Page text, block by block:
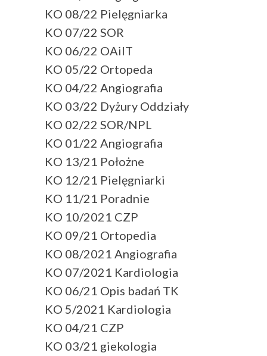
KO 08/22 Pielęgniarka
KO 07/22 SOR
KO 06/22 OAiIT
KO 05/22 Ortopeda
KO 04/22 Angiografia
KO 03/22 Dyżury Oddziały
KO 02/22 SOR/NPL
KO 01/22 Angiografia
KO 13/21 Położne
KO 12/21 Pielęgniarki
KO 11/21 Poradnie
KO 10/2021 CZP
KO 09/21 Ortopedia
KO 08/2021 Angiografia
KO 07/2021 Kardiologia
KO 06/21 Opis badań TK
KO 5/2021 Kardiologia
KO 04/21 CZP
KO 03/21 giekologia